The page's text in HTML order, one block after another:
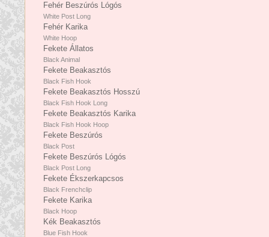
Fehér Beszúrós Lógós
White Post Long
Fehér Karika
White Hoop
Fekete Állatos
Black Animal
Fekete Beakasztós
Black Fish Hook
Fekete Beakasztós Hosszú
Black Fish Hook Long
Fekete Beakasztós Karika
Black Fish Hook Hoop
Fekete Beszúrós
Black Post
Fekete Beszúrós Lógós
Black Post Long
Fekete Ékszerkapcsos
Black Frenchclip
Fekete Karika
Black Hoop
Kék Beakasztós
Blue Fish Hook